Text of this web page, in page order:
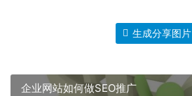
生成分享图片
企业网站如何做SEO推广